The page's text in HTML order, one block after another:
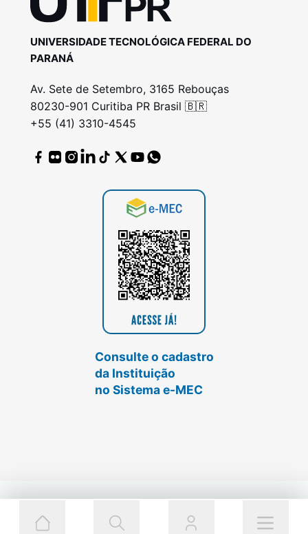
UNIVERSIDADE TECNOLÓGICA FEDERAL DO
PARANÁ
Av. Sete de Setembro, 3165 Rebouças
80230-901 Curitiba PR Brasil 🇧🇷
+55 (41) 3310-4545
Consulte o cadastro
da Instituição
no Sistema e-MEC